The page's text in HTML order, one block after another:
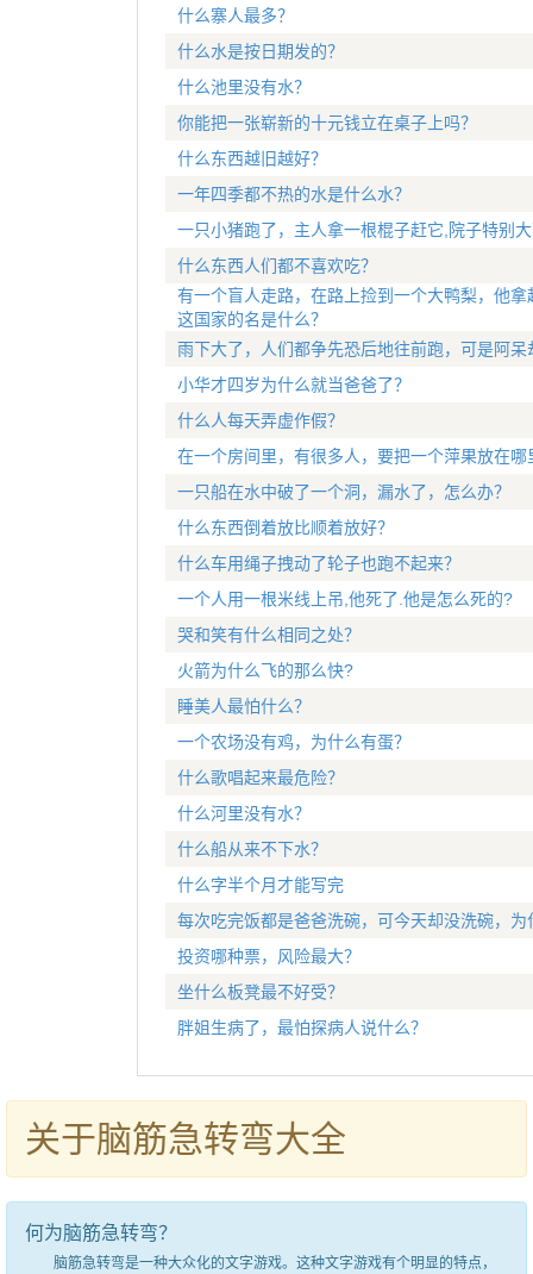
什么寨人最多？
什么水是按日期发的？
什么池里没有水？
你能把一张崭新的十元钱立在桌子上吗？
什么东西越旧越好？
一年四季都不热的水是什么水？
一只小猪跑了，主人拿一根棍子赶它,院子特别
什么东西人们都不喜欢吃？
有一个盲人走路，在路上捡到一个大鸭梨，他
这国家的名是什么？
雨下大了，人们都争先恐后地往前跑，可是阿
小华才四岁为什么就当爸爸了？
什么人每天弄虚作假？
在一个房间里，有很多人，要把一个萍果放在
一只船在水中破了一个洞，漏水了，怎么办？
什么东西倒着放比顺着放好？
什么车用绳子拽动了轮子也跑不起来？
一个人用一根米线上吊,他死了.他是怎么死的?
哭和笑有什么相同之处？
火箭为什么飞的那么快?
睡美人最怕什么？
一个农场没有鸡，为什么有蛋？
什么歌唱起来最危险？
什么河里没有水？
什么船从来不下水？
什么字半个月才能写完
每次吃完饭都是爸爸洗碗，可今天却没洗碗，为
投资哪种票，风险最大？
坐什么板凳最不好受？
胖姐生病了，最怕探病人说什么？
关于脑筋急转弯大全
何为脑筋急转弯？
脑筋急转弯是一种大众化的文字游戏。这种文字游戏有个明显的特点，